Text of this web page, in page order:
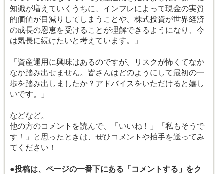
知識が増えていくうちに、インフレによって現金の実質
的価値が目減りしてしまうことや、株式投資が世界経済
の成長の恩恵を受けることが理解できるようになり、今
は気長に続けたいと考えています。」
「資産運用に興味はあるのですが、リスクが怖くてなか
なか踏み出せません。皆さんはどのようにして最初の一
歩を踏み出しましたか？アドバイスをいただけると嬉し
いです。」
などなど。
他の方のコメントを読んで、「いいね！」「私もそうで
す！」と思ったときは、ぜひコメントや拍手を送ってみ
てください！
●投稿は、ページの一番下にある「コメントする」をク